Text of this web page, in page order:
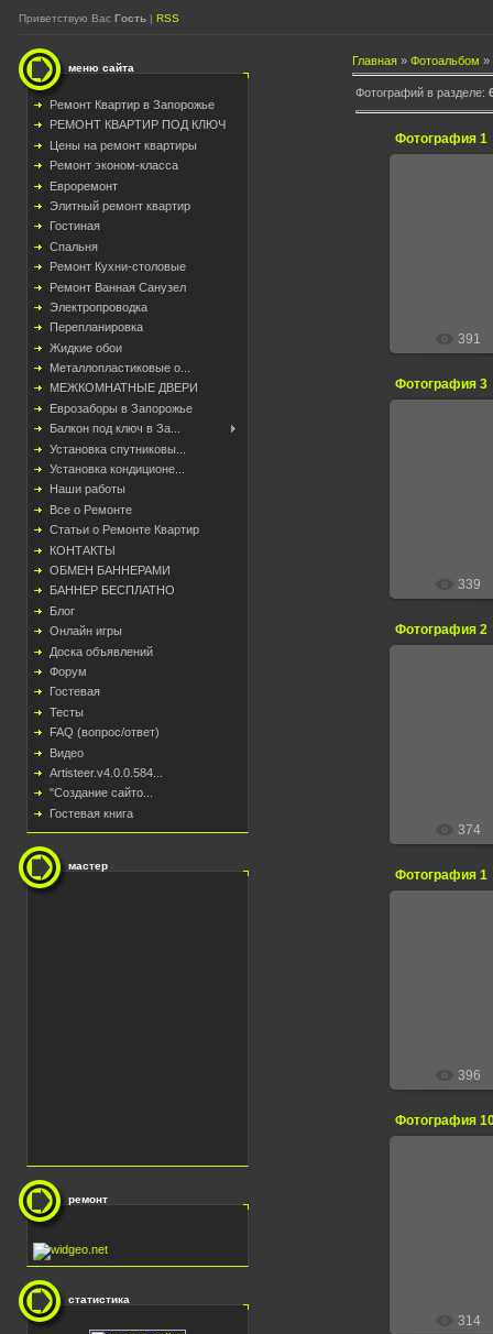
Приветствую Вас Гость | RSS
меню сайта
Ремонт Квартир в Запорожье
РЕМОНТ КВАРТИР ПОД КЛЮЧ
Цены на ремонт квартиры
Ремонт эконом-класса
Евроремонт
Элитный ремонт квартир
Гостиная
Спальня
Ремонт Кухни-столовые
Ремонт Ванная Санузел
Электропроводка
Перепланировка
Жидкие обои
Металлопластиковые о...
МЕЖКОМНАТНЫЕ ДВЕРИ
Еврозаборы в Запорожье
Балкон под ключ в За...
Установка спутниковы...
Установка кондиционе...
Наши работы
Все о Ремонте
Статьи о Ремонте Квартир
КОНТАКТЫ
ОБМЕН БАННЕРАМИ
БАННЕР БЕСПЛАТНО
Блог
Онлайн игры
Доска объявлений
Форум
Гостевая
Тесты
FAQ (вопрос/ответ)
Видео
Artisteer.v4.0.0.584...
"Создание сайто...
Гостевая книга
мастер
ремонт
статистика
Главная » Фотоальбом »
Фотографий в разделе:
Фотография 1
391
Фотография 3
339
Фотография 2
374
Фотография 1
396
Фотография
314